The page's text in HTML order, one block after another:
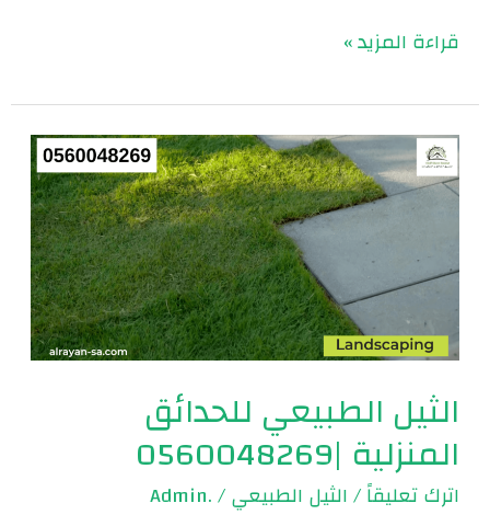
قراءة المزيد »
الثيل الطبيعي للحدائق
المنزلية |0560048269
اترك تعليقاً/الثيل الطبيعي/
.Admin
الثيل
الطبيعي
للحدائق
|0560048269